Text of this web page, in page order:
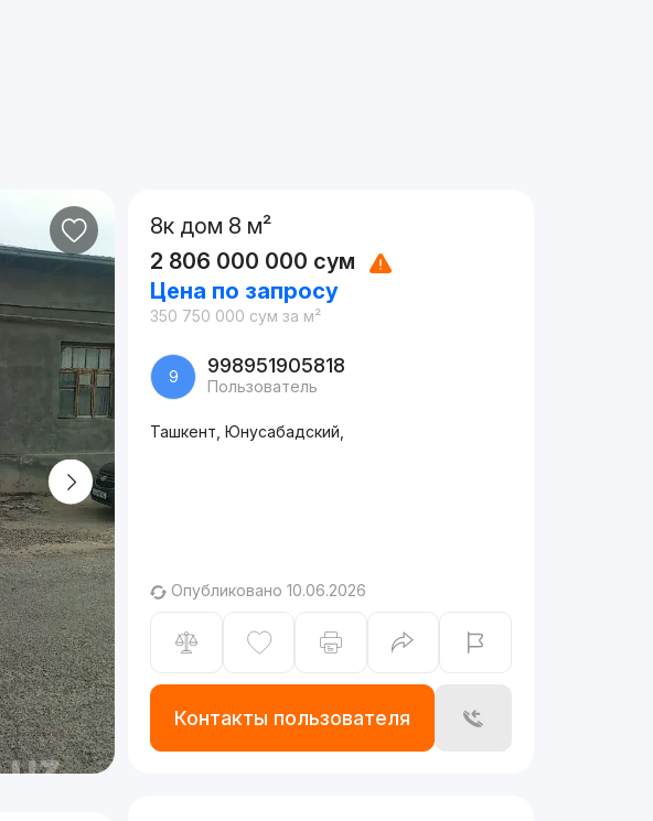
8к дом 8 м²
2 806 000 000 сум
Цена по запросу
350 750 000 сум за м²
9 998951905818
Пользователь
Ташкент, Юнусабадский,
Опубликовано 10.06.2026
Контакты пользователя